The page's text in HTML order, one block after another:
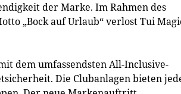
der Marke. Im Rahmen des
„Bock auf Urlaub“ verlost Tui
dem umfassendsten All-Inclusive-
Die Clubanlagen bieten